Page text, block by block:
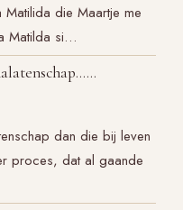
Matilida die Maartje me
Matilda si…
dan die bij leven
proces, dat al gaande